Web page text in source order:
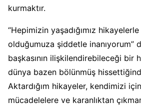
kurmaktır.
“Hepimizin yaşadığımız hikayelerle
olduğumuza şiddetle inanıyorum”
başkasının ilişkilendirebileceği bir
dünya bazen bölünmüş
Aktardığım hikayeler, kendimizi
mücadelelere ve karanlıktan